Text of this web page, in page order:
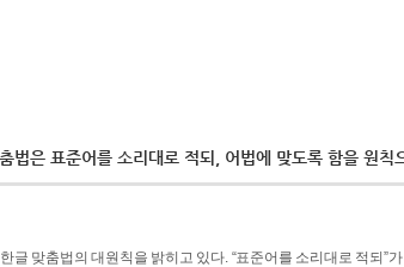
법은 표준어를 소리대로 적되, 어법에 맞도록 함을 원칙
글 맞춤법의 대원칙을 밝히고 있다. “표준어를 소리대로 적되”